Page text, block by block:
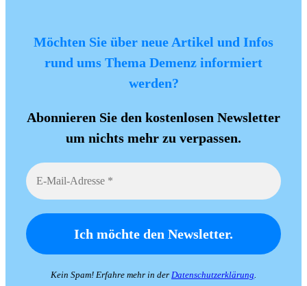
Möchten Sie über neue Artikel und Infos
rund ums Thema Demenz informiert
werden?
Abonnieren Sie den kostenlosen Newsletter
um nichts mehr zu verpassen.
Kein Spam! Erfahre mehr in der Datenschutzerklärung.